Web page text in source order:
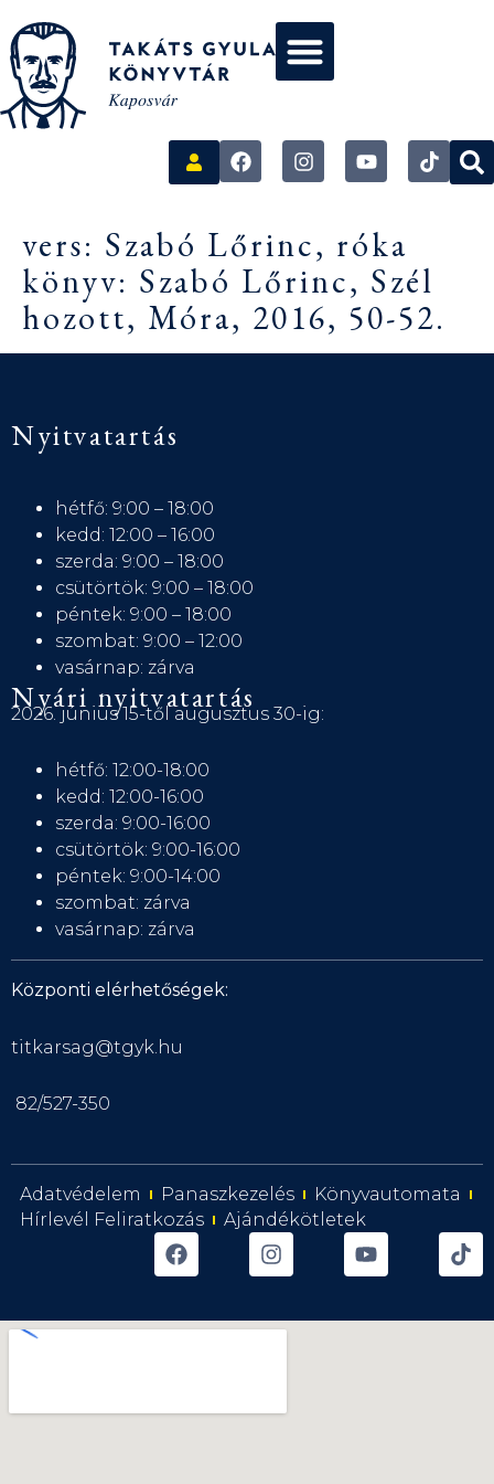
vers: Szabó Lőrinc, róka
könyv: Szabó Lőrinc, Szél
hozott, Móra, 2016, 50-52.
Nyitvatartás
hétfő: 9:00 – 18:00
kedd: 12:00 – 16:00
szerda: 9:00 – 18:00
csütörtök: 9:00 – 18:00
péntek: 9:00 – 18:00
szombat: 9:00 – 12:00
vasárnap: zárva
Nyári nyitvatartás
2026. június 15-től augusztus 30-ig:
hétfő: 12:00-18:00
kedd: 12:00-16:00
szerda: 9:00-16:00
csütörtök: 9:00-16:00
péntek: 9:00-14:00
szombat: zárva
vasárnap: zárva
Központi elérhetőségek:
titkarsag@tgyk.hu
82/527-350
Adatvédelem Panaszkezelés
Könyvautomata
Hírlevél Feliratkozás
Ajándékötletek